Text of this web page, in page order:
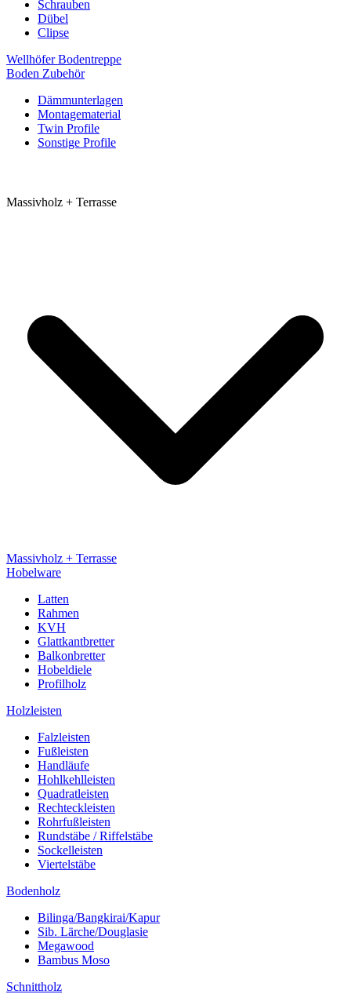
Schrauben
Dübel
Clipse
Wellhöfer Bodentreppe
Boden Zubehör
Dämmunterlagen
Montagematerial
Twin Profile
Sonstige Profile
Massivholz + Terrasse
Massivholz + Terrasse
Hobelware
Latten
Rahmen
KVH
Glattkantbretter
Balkonbretter
Hobeldiele
Profilholz
Holzleisten
Falzleisten
Fußleisten
Handläufe
Hohlkehlleisten
Quadratleisten
Rechteckleisten
Rohrfußleisten
Rundstäbe / Riffelstäbe
Sockelleisten
Viertelstäbe
Bodenholz
Bilinga/Bangkirai/Kapur
Sib. Lärche/Douglasie
Megawood
Bambus Moso
Schnittholz